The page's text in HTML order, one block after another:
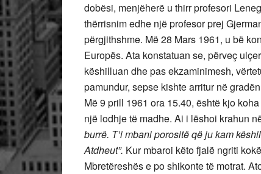
dobësi, menjëherë u thirr profesori
thërrisnim edhe një profesor prej
përgjithshme. Më 28 Mars 1961, u bë
Europës. Ata konstatuan se, përveç
këshilluan dhe pas ekzaminimesh,
pamundur, sepse kishte arritur në
Më 9 prill 1961 ora 15.40, është kjo
një lodhje të madhe. Ai i lëshoi krahun
burrë. T’i mbani porositë që ju kam
Atdheut”. Kur mbaroi këto fjalë ngriti
Mbretëreshës e po shikonte të motrat.